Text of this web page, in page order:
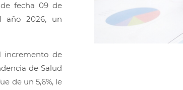
de fecha 09 de
año 2026, un
incremento de
de Salud
de un 5,6%, le